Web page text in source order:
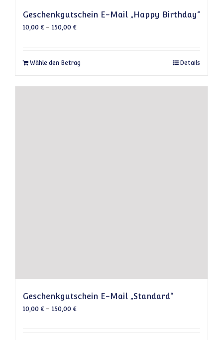
Geschenkgutschein E-Mail „Happy Birthday“
10,00 €– 150,00 €
Wähle den Betrag Dieses Produkt weist mehrere Varianten
Details
Geschenkgutschein E-Mail „Standard“
10,00 €– 150,00 €